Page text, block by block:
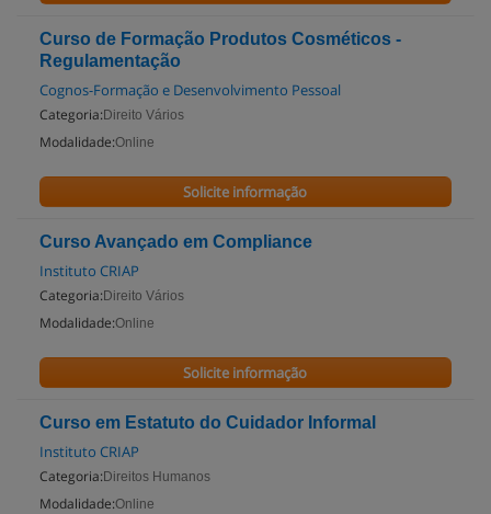
Curso de Formação Produtos Cosméticos -
Regulamentação
Cognos-Formação e Desenvolvimento Pessoal
Categoria: Direito Vários
Modalidade:Online
Solicite informação
Curso Avançado em Compliance
Instituto CRIAP
Categoria: Direito Vários
Modalidade:Online
Solicite informação
Curso em Estatuto do Cuidador Informal
Instituto CRIAP
Categoria: Direitos Humanos
Modalidade:Online